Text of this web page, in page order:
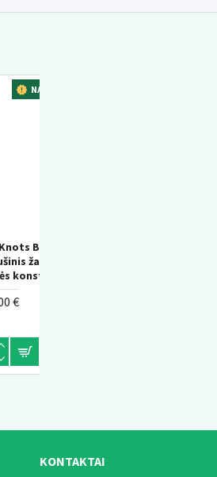
NAUJIENA
M/L –
su
KONTAKTAI